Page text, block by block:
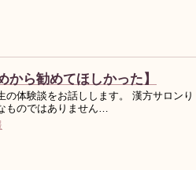
ら勧めてほしかった】
体験談をお話しします。 漢方サロンり
ものではありません…